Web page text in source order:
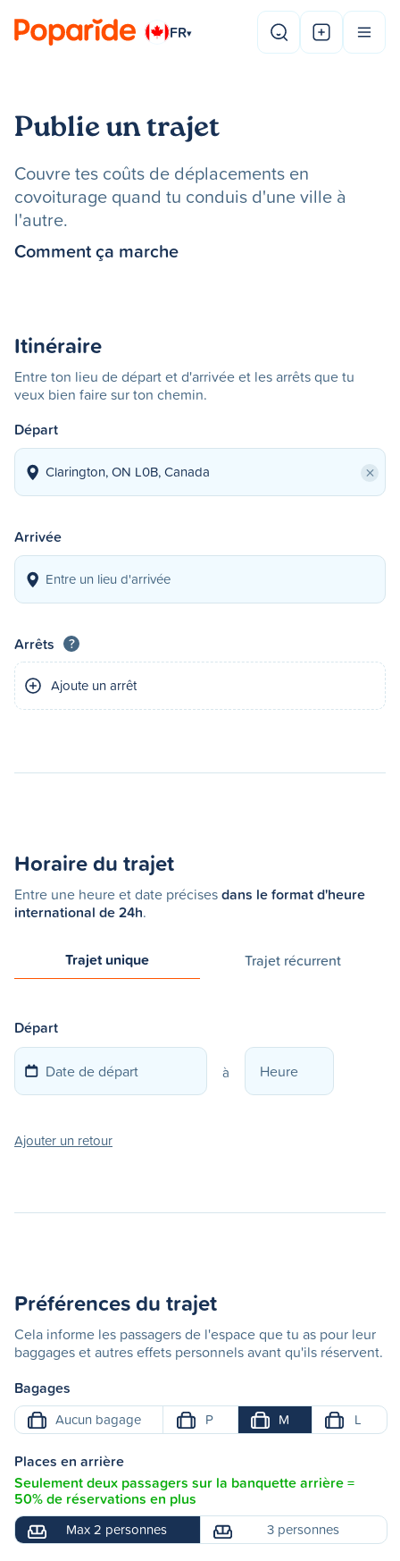
FR▾
Publie un trajet
Couvre tes coûts de déplacements en
covoiturage quand tu conduis d'une ville à
l'autre.
Comment ça marche
Itinéraire
Entre ton lieu de départ et d'arrivée et les arrêts que tu
veux bien faire sur ton chemin.
Départ
×
Arrivée
Arrêts ?
Ajoute un arrêt
Horaire du trajet
Entre une heure et date précisesdans le format d'heure
international de 24h.
Trajet unique Trajet récurrent
Départ
à
Ajouter un retour
Préférences du trajet
Cela informe les passagers de l'espace que tu as pour leur
baggages et autres effets personnels avant qu'ils réservent.
Bagages
Aucun bagage P M L
Places en arrière
Seulement deux passagers sur la banquette arrière =
50% de réservations en plus
Max 2 personnes 3 personnes